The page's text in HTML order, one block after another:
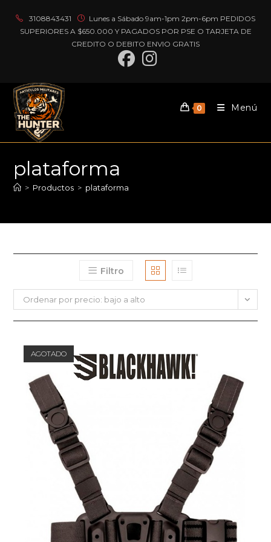
contenido
3108843431
Lunes a Sábado 9am-1pm 2pm-6pm PEDIDOS
SUPERIORES A $650.000 Y PAGADOS POR PSE O TARJETA DE
CREDITO O DEBITO ENVIO GRATIS
0 Menú
plataforma
> Productos > plataforma
Filtro
Ordenar por precio: bajo a alto
AGOTADO